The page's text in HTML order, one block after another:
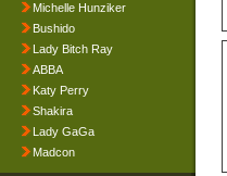
Michelle Hunziker
Bushido
Lady Bitch Ray
ABBA
Katy Perry
Shakira
Lady GaGa
Madcon